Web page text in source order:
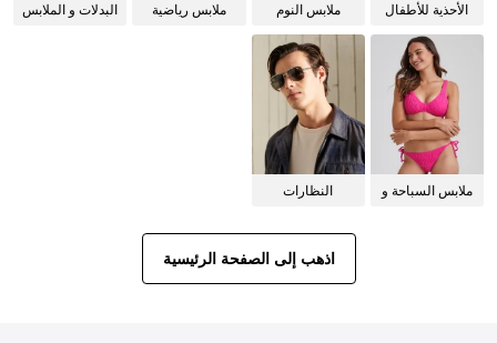
الأحذية للأطفال
ملابس النوم
ملابس رياضية
البدلات و الملابس
ملابس السباحة و
النظارات
اذهب إلى الصفحة الرئيسية